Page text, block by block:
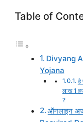
Table of
Divyang
Yojana
हे
लाख 1
?
ऑनलाइन